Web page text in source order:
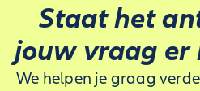
Staat het
jouw vraag er
We helpen je graag